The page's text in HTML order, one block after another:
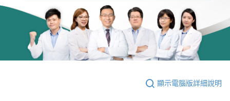
顯示電腦版詳細說明